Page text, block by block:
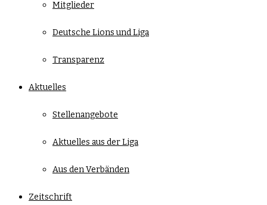
Mitglieder
Deutsche Lions und Liga
Transparenz
Aktuelles
Stellenangebote
Aktuelles aus der Liga
Aus den Verbänden
Zeitschrift